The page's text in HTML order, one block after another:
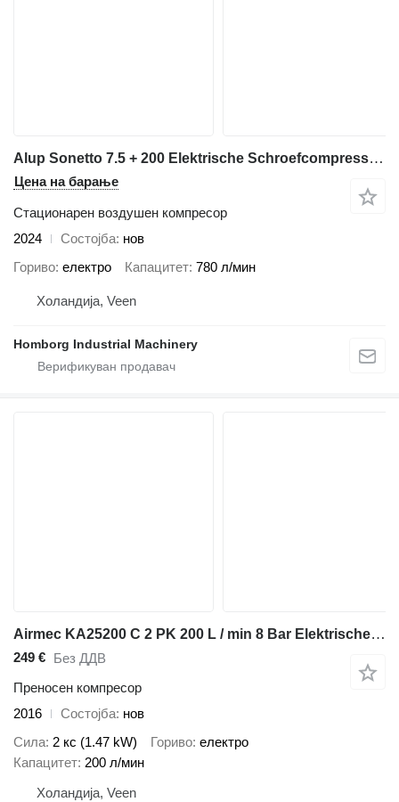
Alup Sonetto 7.5 + 200 Elektrische Schroefcompressor 5.5 kw 780 L / m
Цена на барање
Стационарен воздушен компресор
2024
Состојба нов
Гориво електро Капацитет 780 л/мин
Холандија, Veen
Homborg Industrial Machinery
Airmec KA25200 C 2 PK 200 L / min 8 Bar Elektrische Zuigercompre
249 € Без ДДВ
Преносен компресор
2016
Состојба нов
Сила 2 кс (1.47 kW) Гориво електро
Капацитет 200 л/мин
Холандија, Veen